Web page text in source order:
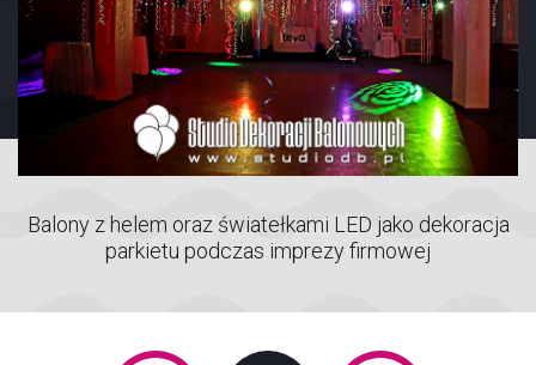
Balony z helem oraz światełkami LED jako dekoracja
parkietu podczas imprezy firmowej